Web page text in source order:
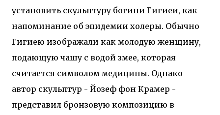
установить скульптуру богини Гигиеи, как
напоминание об эпидемии холеры. Обычно
Гигиею изображали как молодую женщину,
подающую чашу с водой змее, которая
считается символом медицины. Однако
автор скульптур - Йозеф фон Крамер -
представил бронзовую композицию в